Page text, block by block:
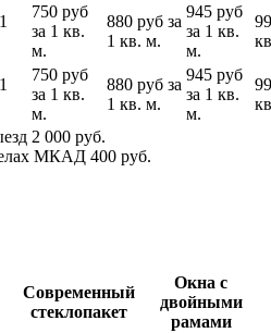
750 руб
за 1 кв.
м.
880 руб за
1 кв. м.
945 руб
за 1 кв.
м.
750 руб
за 1 кв.
м.
880 руб за
1 кв. м.
945 руб
за 1 кв.
м.
2 000 руб.
МКАД 400 руб.
Современный
стеклопакет
Окна с
двойными
рамами